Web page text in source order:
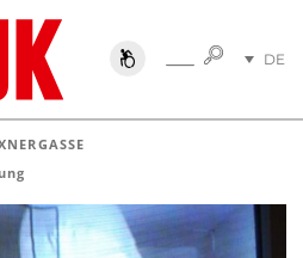
SUCHESUCHE
DE